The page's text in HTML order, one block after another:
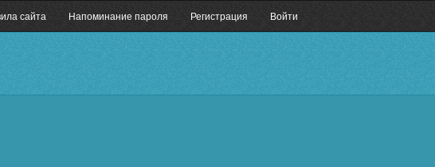
сайта Напоминание пароля Регистрация Войти